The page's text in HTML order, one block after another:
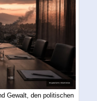
Gewalt, den politischen